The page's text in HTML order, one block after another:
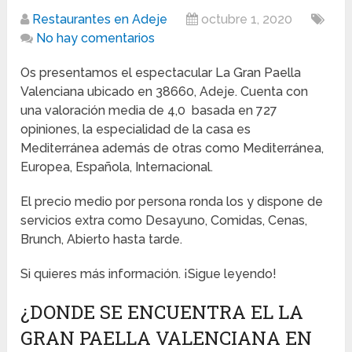
Restaurantes en Adeje
octubre 1, 2020
No hay comentarios
Os presentamos el espectacular La Gran Paella
Valenciana ubicado en 38660, Adeje. Cuenta con
una valoración media de 4,0 basada en 727
opiniones, la especialidad de la casa es
Mediterránea además de otras como Mediterránea,
Europea, Española, Internacional.
El precio medio por persona ronda los y dispone de
servicios extra como Desayuno, Comidas, Cenas,
Brunch, Abierto hasta tarde.
Si quieres más información. ¡Sigue leyendo!
¿DONDE SE ENCUENTRA EL LA
GRAN PAELLA VALENCIANA EN